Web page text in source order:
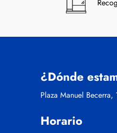
¿Dónde
Plaza Manuel
Horario